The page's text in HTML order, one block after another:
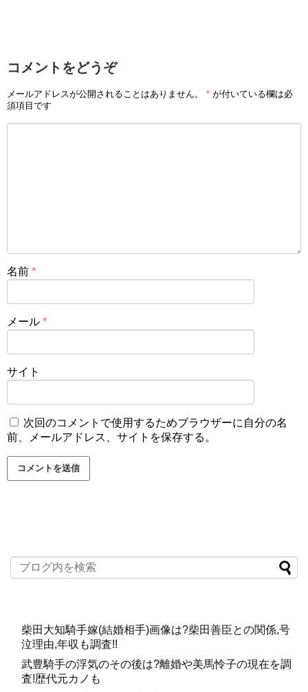
コメントをどうぞ
メールアドレスが公開されることはありません。 * が付いている欄は必
須項目です
名前 *
メール *
サイト
次回のコメントで使用するためブラウザーに自分の名
前、メールアドレス、サイトを保存する。
柴田大知騎手嫁(結婚相手)画像は?柴田善臣との関係,号
泣理由,年収も調査!!
武豊騎手の浮気のその後は?離婚や美馬怜子の現在を調
査!歴代元カノも